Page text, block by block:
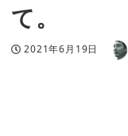
て。
投稿日
2021年6月19日 著者